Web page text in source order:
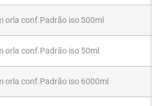
orla conf.Padrão iso 500ml
orla conf.Padrão iso 50ml
orla conf.Padrão iso 6000ml